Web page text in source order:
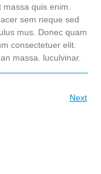
quis enim.
sem neque sed
mus. Donec quam
consectetuer elit.
massa. luculvinar.
Next